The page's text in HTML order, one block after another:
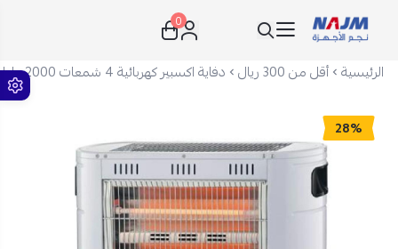
نجم الأجهزة
0
الرئيسية أقل من 300 ريال دفاية اكسبير كهربائية 4 شمعات 2000 واط بمروحة - أبيض - XP18EH
28%